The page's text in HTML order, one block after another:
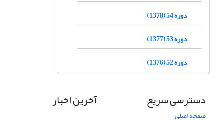
دوره 54 (1378)
دوره 53 (1377)
دوره 52 (1376)
دسترسی سریع
صفحه اصلی
آخرین اخبار